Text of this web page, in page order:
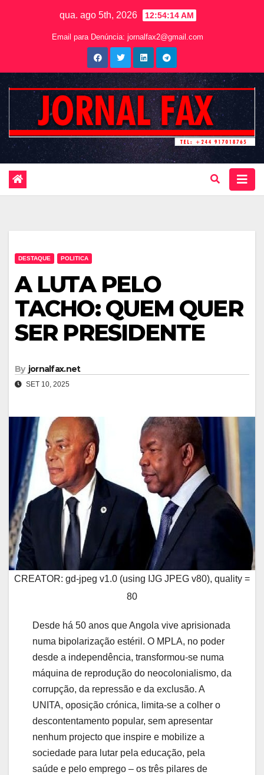
qua. ago 5th, 2026 12:54:15 AM
Email para Denúncia: jornalfax2@gmail.com
DESTAQUE POLITICA
A LUTA PELO
TACHO: QUEM QUER
SER PRESIDENTE
By jornalfax.net
SET 10, 2025
CREATOR: gd-jpeg v1.0 (using IJG JPEG v80), quality =
80
Desde há 50 anos que Angola vive aprisionada
numa bipolarização estéril. O MPLA, no poder
desde a independência, transformou-se numa
máquina de reprodução do neocolonialismo, da
corrupção, da repressão e da exclusão. A
UNITA, oposição crónica, limita-se a colher o
descontentamento popular, sem apresentar
nenhum projecto que inspire e mobilize a
sociedade para lutar pela educação, pela
saúde e pelo emprego – os três pilares de